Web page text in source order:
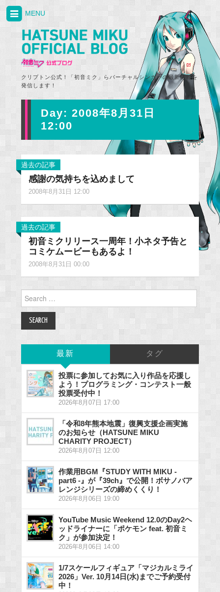
クリプトン公式！「初音ミク」らバーチャルシンガーの最新情報を
発信します！
MENU
Day: 2008年8月31日
12:00
過去の記事
感謝の気持ちを込めまして
2008年8月31日 12:00
過去の記事
初音ミクリリース一周年！小ネタ予告と
コミケムービーもあるよ！
2008年8月31日 00:00
Search
for:
最新 タグ
投票に参加してお気に入り作品を応援し
よう！プログラミング・コンテスト一般
投票受付中！
2026年8月07日 17:00
「令和8年熊本地震」復興支援企画実施
のお知らせ（HATSUNE MIKU
CHARITY PROJECT）
2026年8月07日 12:00
作業用BGM『STUDY WITH MIKU -
part6 -』が『39ch』で公開！ボサノバア
レンジシリーズの締めくくり！
2026年8月06日 19:00
YouTube Music Weekend 12.0のDay2ヘ
ッドライナーに「ポケモン feat. 初音ミ
ク」が参加決定！
2026年8月06日 14:00
1/7スケールフィギュア「マジカルミライ
2026」Ver. 10月14日(水)までご予約受付
中！